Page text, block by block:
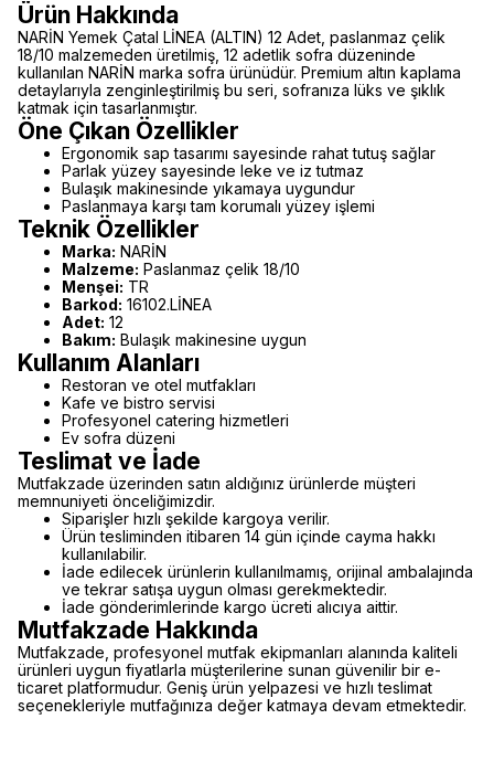
Ürün Hakkında
NARİN Yemek Çatal LİNEA (ALTIN) 12 Adet, paslanmaz çelik
18/10 malzemeden üretilmiş, 12 adetlik sofra düzeninde
kullanılan NARİN marka sofra ürünüdür. Premium altın kaplama
detaylarıyla zenginleştirilmiş bu seri, sofranıza lüks ve şıklık
katmak için tasarlanmıştır.
Öne Çıkan Özellikler
Ergonomik sap tasarımı sayesinde rahat tutuş sağlar
Parlak yüzey sayesinde leke ve iz tutmaz
Bulaşık makinesinde yıkamaya uygundur
Paslanmaya karşı tam korumalı yüzey işlemi
Teknik Özellikler
Marka: NARİN
Malzeme: Paslanmaz çelik 18/10
Menşei: TR
Barkod: 16102.LİNEA
Adet: 12
Bakım: Bulaşık makinesine uygun
Kullanım Alanları
Restoran ve otel mutfakları
Kafe ve bistro servisi
Profesyonel catering hizmetleri
Ev sofra düzeni
Teslimat ve İade
Mutfakzade üzerinden satın aldığınız ürünlerde müşteri
memnuniyeti önceliğimizdir.
Siparişler hızlı şekilde kargoya verilir.
Ürün tesliminden itibaren 14 gün içinde cayma hakkı
kullanılabilir.
İade edilecek ürünlerin kullanılmamış, orijinal ambalajında
ve tekrar satışa uygun olması gerekmektedir.
İade gönderimlerinde kargo ücreti alıcıya aittir.
Mutfakzade Hakkında
Mutfakzade, profesyonel mutfak ekipmanları alanında kaliteli
ürünleri uygun fiyatlarla müşterilerine sunan güvenilir bir e-
ticaret platformudur. Geniş ürün yelpazesi ve hızlı teslimat
seçenekleriyle mutfağınıza değer katmaya devam etmektedir.